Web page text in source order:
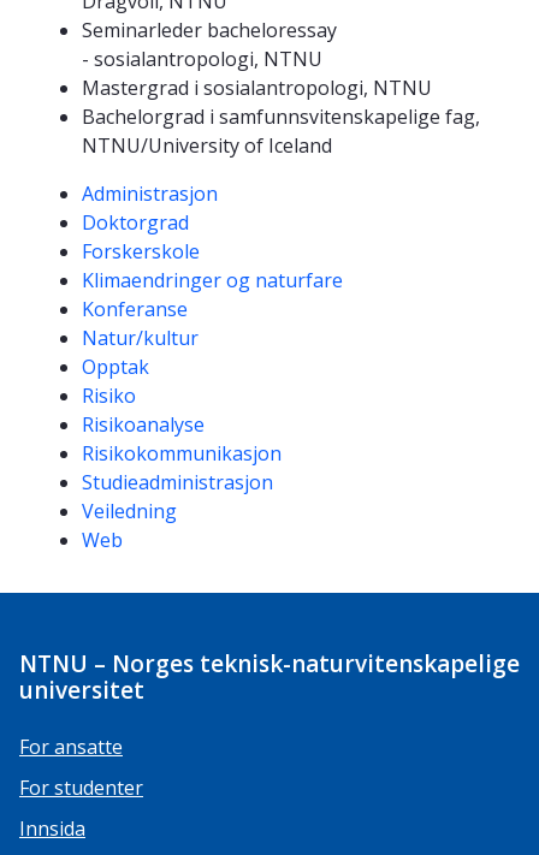
Seminarleder bacheloressay
- sosialantropologi, NTNU
Mastergrad i sosialantropologi, NTNU
Bachelorgrad i samfunnsvitenskapelige fag,
NTNU/University of Iceland
Kompetanseord
Administrasjon
Doktorgrad
Forskerskole
Klimaendringer og naturfare
Konferanse
Natur/kultur
Opptak
Risiko
Risikoanalyse
Risikokommunikasjon
Studieadministrasjon
Veiledning
Web
NTNU – Norges teknisk-naturvitenskapelige
universitet
For ansatte
For studenter
Innsida